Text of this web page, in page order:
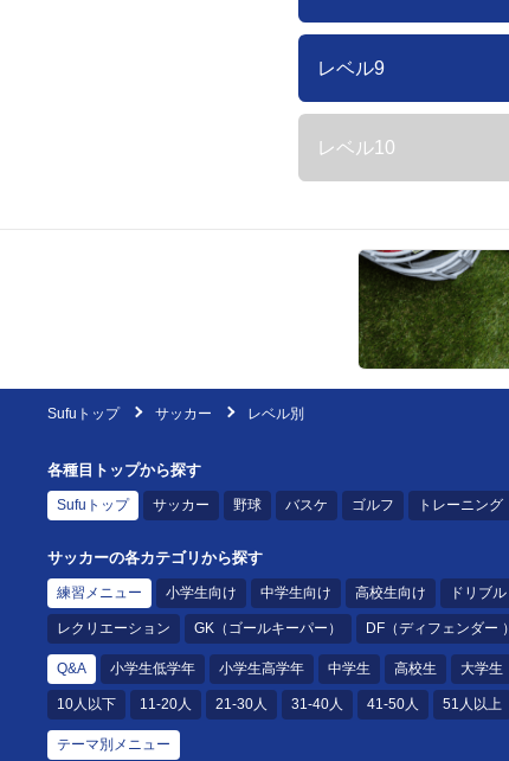
レベル9
レベル10
Sufuトップ サッカー レベル別
各種目トップから探す
Sufuトップ サッカー 野球 バスケ ゴルフ トレーニング
サッカーの各カテゴリから探す
練習メニュー 小学生向け 中学生向け 高校生向け ドリブル
レクリエーション GK（ゴールキーパー） DF（ディフェンダー ）
Q&A 小学生低学年 小学生高学年 中学生 高校生 大学生
10人以下 11-20人 21-30人 31-40人 41-50人 51人以上
テーマ別メニュー